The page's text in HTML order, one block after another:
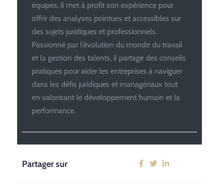
équipes, il met à profit son expérience pour
offrir des analyses pointues et accessibles sur
des sujets juridiques et professionnels.
Passionné par l’évolution du monde du travail
et la gestion des talents, il partage des conseils
pratiques pour aider les entreprises à naviguer
dans les défis juridiques et managériaux tout
en valorisant le développement humain et la
performance.
Partager sur